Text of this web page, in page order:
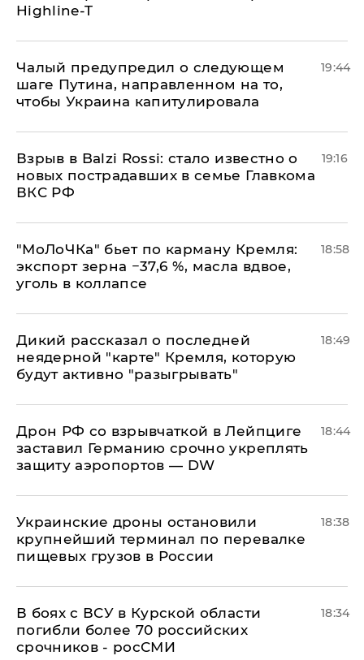
Highline-T
Чалый предупредил о следующем
шаге Путина, направленном на то,
чтобы Украина капитулировала
19:44
Взрыв в Balzi Rossi: стало известно о
новых пострадавших в семье Главкома
ВКС РФ
19:16
​"МоЛоЧКа" бьет по карману Кремля:
экспорт зерна −37,6 %, масла вдвое,
уголь в коллапсе
18:58
Дикий рассказал о последней
неядерной "карте" Кремля, которую
будут активно "разыгрывать"
18:49
​Дрон РФ со взрывчаткой в Лейпциге
заставил Германию срочно укреплять
защиту аэропортов — DW
18:44
Украинские дроны остановили
крупнейший терминал по перевалке
пищевых грузов в России
18:38
В боях с ВСУ в Курской области
погибли более 70 российских
срочников - росСМИ
18:34